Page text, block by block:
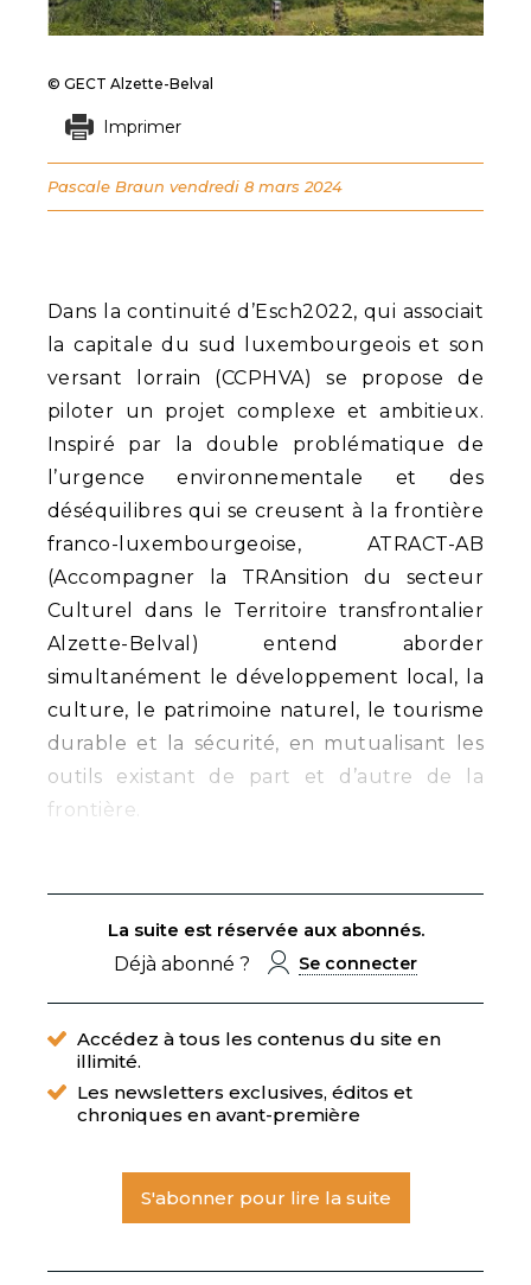
Dans la continuité d’Esch2022, qui associait
la capitale du sud luxembourgeois et son
versant lorrain (CCPHVA) se propose de
piloter un projet complexe et ambitieux.
Inspiré par la double problématique de
l’urgence environnementale et des
déséquilibres qui se creusent à la frontière
franco-luxembourgeoise, ATRACT-AB
(Accompagner la TRAnsition du secteur
Culturel dans le Territoire transfrontalier
Alzette-Belval) entend aborder
simultanément le développement local, la
culture, le patrimoine naturel, le tourisme
durable et la sécurité, en mutualisant les
outils existant de part et d’autre de la
frontière.
La suite est réservée aux abonnés.
Déjà abonné ?
Se connecter
Accédez à tous les contenus du site en
illimité.
Les newsletters exclusives, éditos et
chroniques en avant-première
S'abonner pour lire la suite
© GECT Alzette-Belval
Imprimer
Pascale Braun vendredi 8 mars 2024